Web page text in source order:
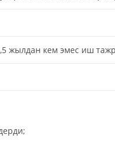
жылдан кем эмес иш